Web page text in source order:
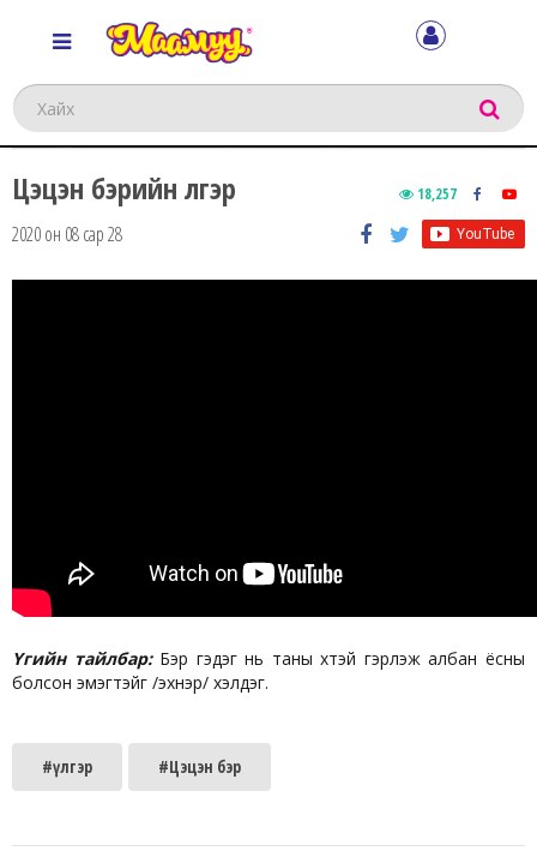
Хайх
Цэцэн бэрийн үлгэр 18,257
2020 он 08 сар 28
Үгийн тайлбар:Бэр гэдэг нь таны хүүтэй гэрлэж албан ёсны
болсон эмэгтэйг /эхнэр/ хэлдэг.
#үлгэр #Цэцэн бэр